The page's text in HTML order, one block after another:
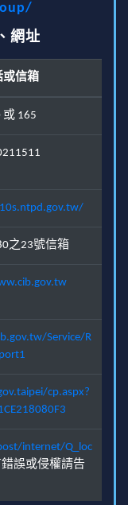
網址
或信箱
或 165
之23號信箱
Service/R
cp.aspx?
internet/Q_loc
錯誤或侵權請告